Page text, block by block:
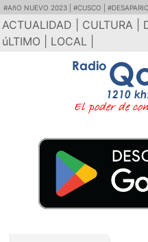
#AñO NUEVO 2023 | #CUSCO |
ACTUALIDAD | CULTURA |
úLTIMO | LOCAL |